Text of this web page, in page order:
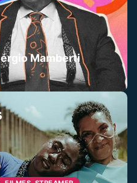
Mamberti